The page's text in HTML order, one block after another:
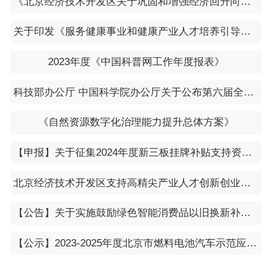
关于印发《服务健康事业和健康产业人才培养引导性专业指南》的通知（教高厅函〔2023〕26号）
2023年度《中国科普网工作年度报表》
科技部办公厅 中国科学院办公厅关于公布第六届全国科学实验展演汇演活动获奖名单的通知
《自然资源数字化治理能力提升总体方案》
【申报】关于征集2024年度新三板挂牌补贴支持资金项目的通知
北京经济技术开发区支持高精尖产业人才创新创业实施办法（2.0版）
【公告】关于实施鼓励绿色智能消费品以旧换新补贴的公告（京商消二字〔2024〕19号）
【公示】2023-2025年度北京市燃料电池汽车示范应用项目拟承担“示范应用联合体” 牵头企业公示